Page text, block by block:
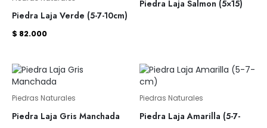
Piedra Laja Verde (5-7-10cm)
$ 82.000
Piedra Laja Salmon (5×15)
Piedras Naturales
Piedra Laja Gris Manchada
Piedras Naturales
Piedra Laja Amarilla (5-7-